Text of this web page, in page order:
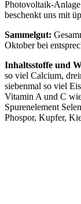
Photovoltaik-
beschenkt uns mit
Sammelgut:
Oktober bei
Inhaltsstoffe und
so viel Calcium,
siebenmal so viel
Vitamin A und C
Spurenelement
Phospor, Kupfer,